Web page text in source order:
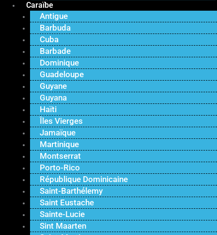
Caraïbe
Antigue
Barbuda
Cuba
Barbade
Dominique
Guadeloupe
Guyane
Guyana
Haïti
Îles Vierges
Jamaïque
Martinique
Montserrat
Porto-Rico
République Dominicaine
Saint-Barthélemy
Saint Eustache
Sainte-Lucie
Sint Maarten